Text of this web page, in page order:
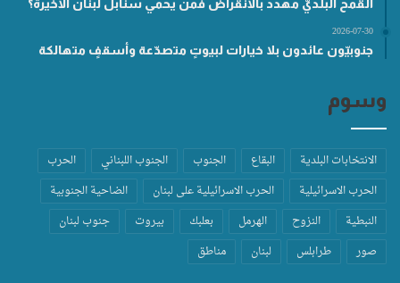
القمح البلديّ مهدد بالانقراض فمن يحمي سنابل لبنان الأخيرة؟
2026-07-30
جنوبيّون عائدون بلا خيارات لبيوتٍ متصدّعة وأسقفٍ متهالكة
وسوم
الانتخابات البلدية البقاع الجنوب الجنوب اللبناني
الحرب
الحرب الاسرائيلية
الحرب الاسرائيلية على لبنان
الضاحية الجنوبية
النبطية
النزوح الهرمل بعلبك بيروت
جنوب لبنان
صور
طرابلس لبنان مناطق